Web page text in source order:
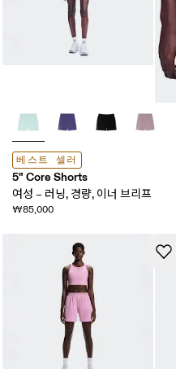
베스트 셀러
5" Core Shorts
여성 – 러닝, 경량, 이너 브리프
₩85,000